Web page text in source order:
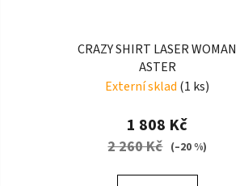
CRAZY SHIRT LASER WOMAN
ASTER
Externí sklad (1 ks)
1 808 Kč
2 260 Kč (–20 %)